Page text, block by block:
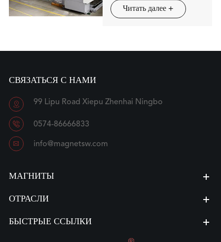
Читать далее +
СВЯЗАТЬСЯ С НАМИ
 99 Lipu Road Xiepu Zhenhai Ningbo
 0574-86666833
 info@magnetsw.com
МАГНИТЫ
ОТРАСЛИ
БЫСТРЫЕ ССЫЛКИ